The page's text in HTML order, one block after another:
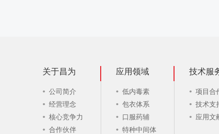
关于昌为
公司简介
经营理念
核心竞争力
合作伙伴
应用领域
低内毒素
包衣体系
口服药辅
特种中间体
技术服
项目合
技术支
应用文